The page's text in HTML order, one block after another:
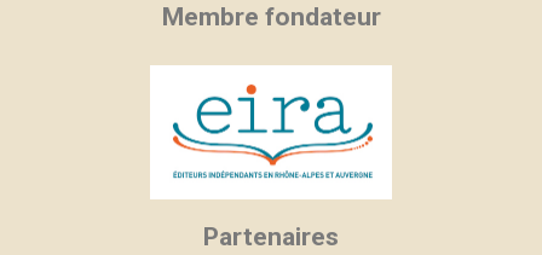
Membre fondateur
Partenaires